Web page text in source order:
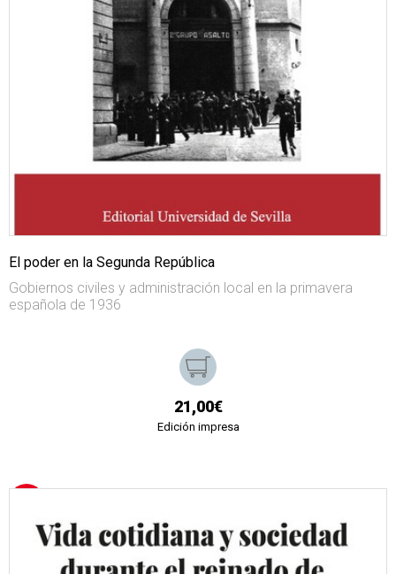
El poder en la Segunda República
Gobiernos civiles y administración local en la primavera
española de 1936
21,00€
Edición impresa